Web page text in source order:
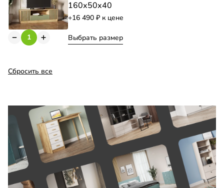
160х50х40
+16 490 к цене
Выбрать размер
Сбросить все